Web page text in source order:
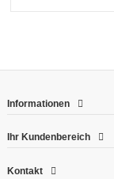
Informationen
Ihr Kundenbereich
Kontakt